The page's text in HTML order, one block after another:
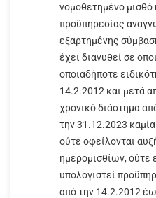
νομοθετημένο
προϋπηρεσίας
εξαρτημένης
έχει διανυθεί σε
οποιαδήποτε
14.2.2012 και μετά
χρονικό διάστημα
την 31.12.2023
ούτε οφείλονται
ημερομισθίων, ούτε
υπολογιστεί
από την 14.2.2012